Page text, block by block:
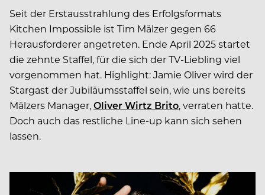
Seit der Erstausstrahlung des Erfolgsformats
Kitchen Impossible ist Tim Mälzer gegen 66
Herausforderer angetreten. Ende April 2025 startet
die zehnte Staffel, für die sich der TV-Liebling viel
vorgenommen hat. Highlight: Jamie Oliver wird der
Stargast der Jubiläumsstaffel sein, wie uns bereits
Mälzers Manager,Oliver Wirtz Brito, verraten hatte.
Doch auch das restliche Line-up kann sich sehen
lassen.